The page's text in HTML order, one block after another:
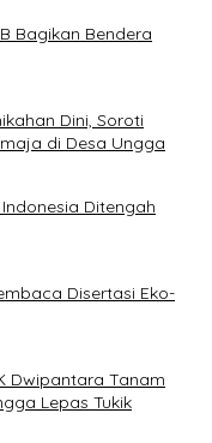
Bagikan Bendera
Dini, Soroti
di Desa Ungga
Ditengah
Disertasi Eko-
Dwipantara Tanam
Lepas Tukik